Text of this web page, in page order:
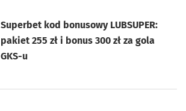
Superbet kod bonusowy LUBSUPER:
pakiet 255 zł i bonus 300 zł za gola
GKS-u